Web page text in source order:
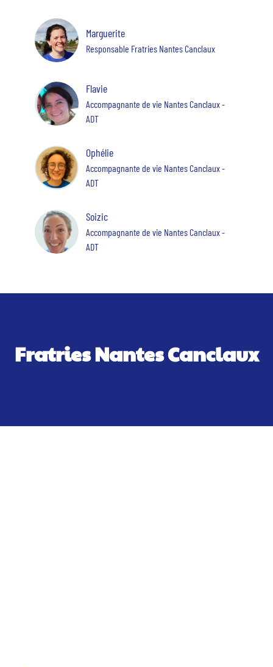
Marguerite
Responsable Fratries Nantes Canclaux
Flavie
Accompagnante de vie Nantes Canclaux -
ADT
Ophélie
Accompagnante de vie Nantes Canclaux -
ADT
Soizic
Accompagnante de vie Nantes Canclaux -
ADT
Fratries Nantes Canclaux